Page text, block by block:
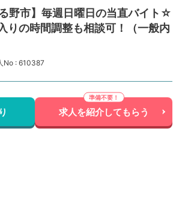
野市】毎週日曜日の当直バイト☆
の時間調整も相談可！（一般内
No : 610387
求人を紹介してもらう